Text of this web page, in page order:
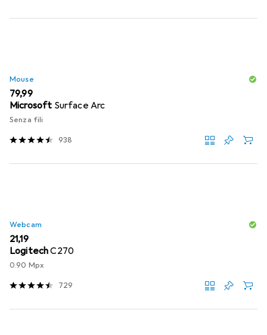
Mouse
EUR
79,99
Microsoft Surface Arc
Senza fili
938
Webcam
EUR
21,19
LogitechC270
0.90 Mpx
729